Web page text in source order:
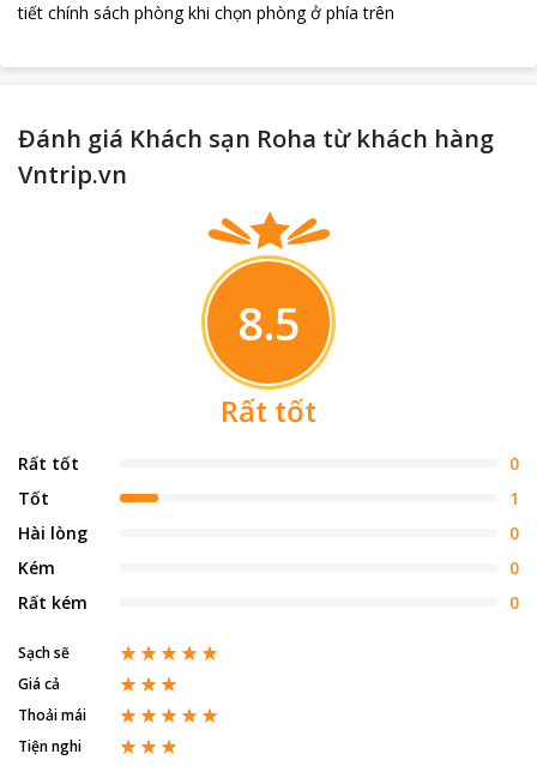
tiết chính sách phòng khi chọn phòng ở phía trên
Đánh giá Khách sạn Roha từ khách hàng
Vntrip.vn
8.5
Rất tốt
Rất tốt
0
Tốt
1
Hài lòng
0
Kém
0
Rất kém
0
Sạch sẽ
Giá cả
Thoải mái
Tiện nghi